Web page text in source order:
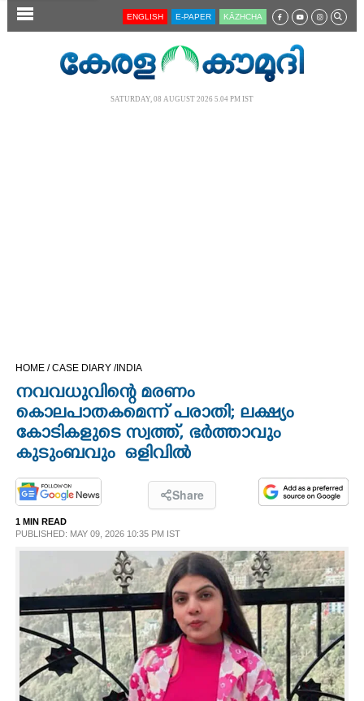
SECTIONS
OPINION
LIFESTYLE
INFO+
ART
ENGLISH E-PAPER KĀZHCHA
SATURDAY, 08 AUGUST 2026 5.04 PM IST
HOME /CASE DIARY /INDIA
നവവധുവിന്റെ മരണം
കൊലപാതകമെന്ന് പരാതി; ലക്ഷ്യം
കോടികളുടെ സ്വത്ത്, ഭർത്താവും
കുടുംബവും ഒളിവിൽ
Share
1 MIN READ
PUBLISHED: MAY 09, 2026 10:35 PM IST